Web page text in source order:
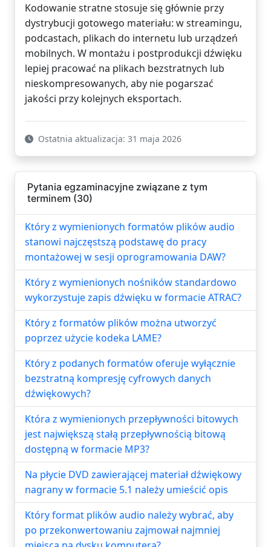
Kodowanie stratne stosuje się głównie przy
dystrybucji gotowego materiału: w streamingu,
podcastach, plikach do internetu lub urządzeń
mobilnych. W montażu i postprodukcji dźwięku
lepiej pracować na plikach bezstratnych lub
nieskompresowanych, aby nie pogarszać
jakości przy kolejnych eksportach.
Ostatnia aktualizacja: 31 maja 2026
Pytania egzaminacyjne związane z tym
terminem (30)
Który z wymienionych formatów plików audio
stanowi najczęstszą podstawę do pracy
montażowej w sesji oprogramowania DAW?
Który z wymienionych nośników standardowo
wykorzystuje zapis dźwięku w formacie ATRAC?
Który z formatów plików można utworzyć
poprzez użycie kodeka LAME?
Który z podanych formatów oferuje wyłącznie
bezstratną kompresję cyfrowych danych
dźwiękowych?
Która z wymienionych przepływności bitowych
jest największą stałą przepływnością bitową
dostępną w formacie MP3?
Na płycie DVD zawierającej materiał dźwiękowy
nagrany w formacie 5.1 należy umieścić opis
Który format plików audio należy wybrać, aby
po przekonwertowaniu zajmował najmniej